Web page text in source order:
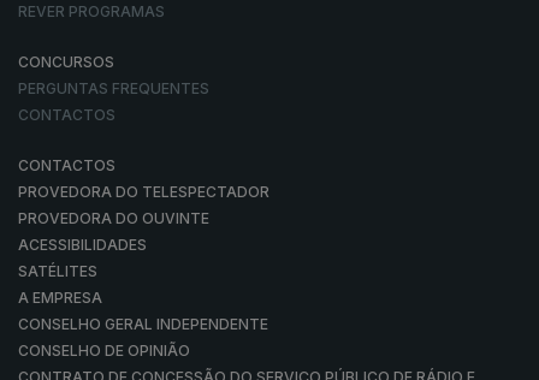
REVER PROGRAMAS
CONCURSOS
PERGUNTAS FREQUENTES
CONTACTOS
CONTACTOS
PROVEDORA DO TELESPECTADOR
PROVEDORA DO OUVINTE
ACESSIBILIDADES
SATÉLITES
A EMPRESA
CONSELHO GERAL INDEPENDENTE
CONSELHO DE OPINIÃO